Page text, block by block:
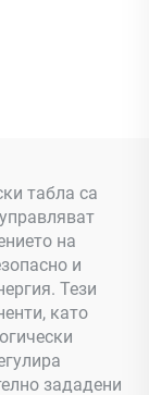
табла са
на
и
Тези
като
зададени